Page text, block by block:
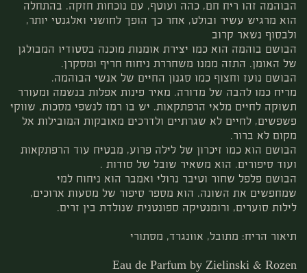
הבוהמה זהו ריח חם, כהה ועוטף, עם נוכחות חזקה. בהתחלה
הוא מרגיש עשיר ובולט, אחר כך הופך לחושני ואלגנטי יותר,
ולבסוף נשאר קרוב
הבושם בוהמה הוא כמו יצירת אומנות מוכנה בסטודיו המבולגן
של האומן. התזה ממנו משחררת ניחוח חריף ומסקרן.
הבושם נועז וחצוף כמו סגנון החיים של אנשי הבוהמה.
מריח כמו להבה של מדורה. מאיר פינות אפלות בנשמה ומעורר
תשוקה לחיים מלאי הרפתקאות. יש בו רמז לנשפי מסכות, שווקי
פשפשים, לחיים לא שגרתיים ולדרכים מאובקות המובילות אל
מקום לא ברור.
הבושם הוא כמו זיכרון של לילה פרוע, מבטיח עוד הרפתקאות
ועוד סיפורים. הוא משאיר שובל של סודות .
הבושם פלפל שחור וטיבר נרולי ואמבר הוא ניחוח למי
שמחפשים את השונה. הוא מספר סיפור של מסעות ארוכים,
לילות סוערים, ורומנטיקה ספונטנית שנולדת בין זרים.
תיאור הריח: מתובל, אוונגרד, מסתורי
Eau de Parfum by Zielinski & Rozen